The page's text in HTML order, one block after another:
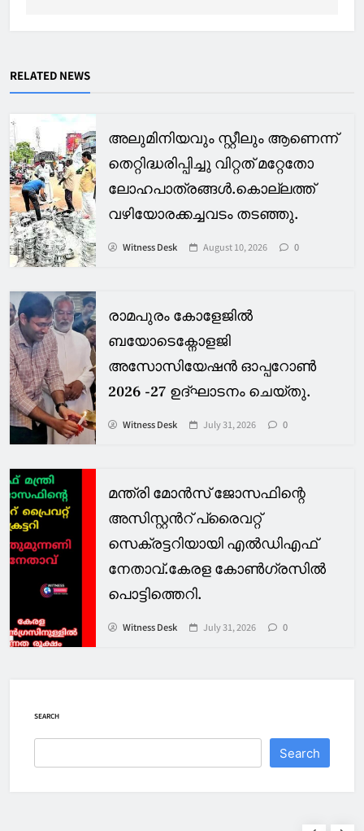
RELATED NEWS
അലുമിനിയവും സ്റ്റീലും ആണെന്ന്
തെറ്റിദ്ധരിപ്പിച്ചു വിറ്റത് മറ്റേതോ
ലോഹപാത്രങ്ങൾ.കൊല്ലത്ത്
വഴിയോരക്കച്ചവടം തടഞ്ഞു.
Witness Desk August 10, 2026 0
രാമപുരം കോളേജിൽ
ബയോടെക്നോളജി
അസോസിയേഷൻ ഓപ്പറോൺ
2026 -27 ഉദ്ഘാടനം ചെയ്തു.
Witness Desk July 31, 2026 0
മന്ത്രി മോൻസ് ജോസഫിന്റെ
അസിസ്റ്റൻറ് പ്രൈവറ്റ്
സെക്രട്ടറിയായി എൽഡിഎഫ്
നേതാവ്.കേരള കോൺഗ്രസിൽ
പൊട്ടിത്തെറി.
Witness Desk July 31, 2026 0
SEARCH
Search